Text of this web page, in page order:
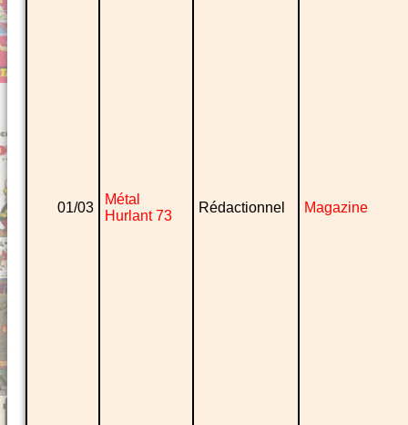
01/03
Métal
Hurlant 73
Rédactionnel Magazine